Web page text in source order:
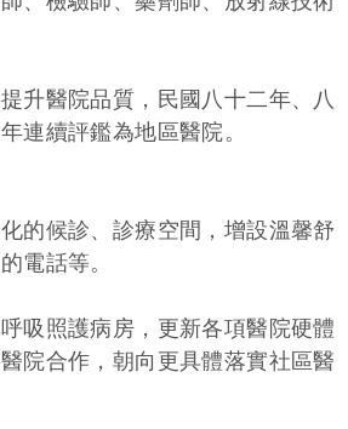
升醫院品質，民國八十二年、八
連續評鑑為地區醫院。
的候診、診療空間，增設溫馨舒
電話等。
吸照護病房，更新各項醫院硬體
院合作，朝向更具體落實社區醫